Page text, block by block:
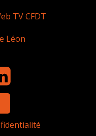
TV CFDT
Léon